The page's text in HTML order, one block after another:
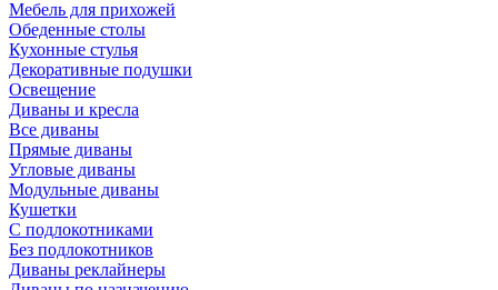
Мебель для прихожей
Обеденные столы
Кухонные стулья
Декоративные подушки
Освещение
Диваны и кресла
Все диваны
Прямые диваны
Угловые диваны
Модульные диваны
Кушетки
С подлокотниками
Без подлокотников
Диваны реклайнеры